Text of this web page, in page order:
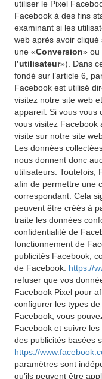
utiliser le Pixel
Facebook à des fins
examinant si les
web après avoir
une «Conversion» ou
l’utilisateur»). Dans
fondé sur l’article 6,
Facebook est utilisé
visitez notre site web
appareil. Si vous vous
vous visitez Facebook
visite sur notre site
Les données
nous donnent donc
utilisateurs. Toutefois,
afin de permettre une
correspondant. Cela
peuvent être créés à
traite les données
confidentialité de
fonctionnement de
publicités Facebook,
de Facebook: https://
refuser que vos
Facebook Pixel pour
configurer les types
Facebook, vous
Facebook et suivre
des publicités basées
https://
paramètres sont
qu’ils peuvent être